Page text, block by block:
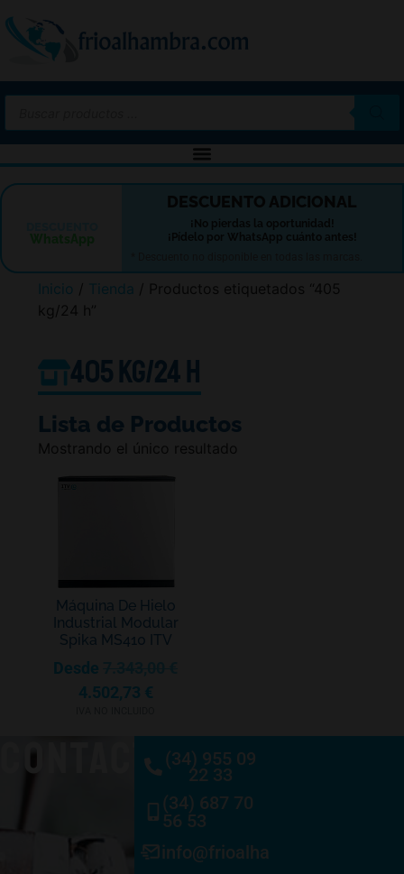
DESCUENTO ADICIONAL
¡No pierdas la oportunidad!
¡Pídelo por WhatsApp cuánto antes!
Inicio / Tienda / Productos etiquetados “405
kg/24 h”
405 kg/24 h
Lista de Productos
Mostrando el único resultado
Máquina De Hielo
Industrial Modular
Spika MS410 ITV
Desde
4.502,73 €
CONTACTO(34) 955 09
22 33
(34) 687 70
56 53
info@frioalhambra.com